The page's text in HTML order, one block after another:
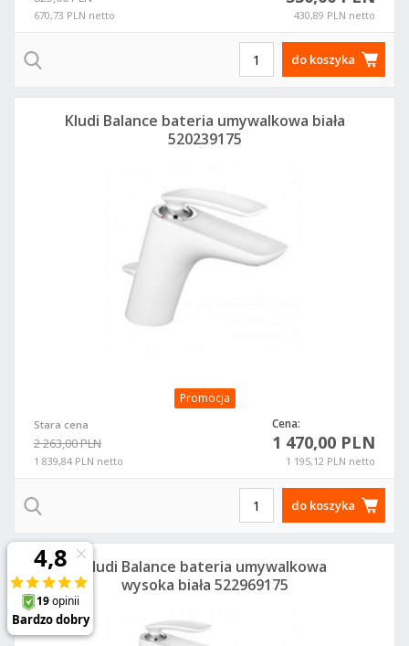
670,73 PLN netto 430,89 PLN netto
do koszyka
Promocja
Stara cena
2 263,00 PLN
1 839,84 PLN netto
Cena:
1 470,00 PLN
1 195,12 PLN netto
Kludi Balance bateria umywalkowa biała
520239175
do koszyka
Kludi Balance bateria umywalkowa
wysoka biała 522969175